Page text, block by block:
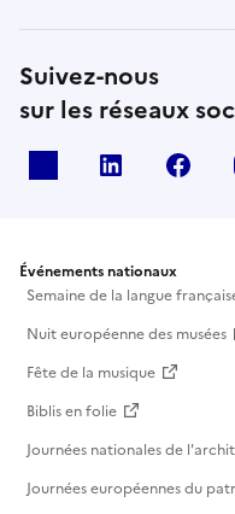
Suivez-nous
sur les réseaux
Linkedin
Événements nationaux
Semaine de la langue
Nuit européenne des musées
Fête de la musique
Biblis en folie
Journées nationales de
Journées européennes du